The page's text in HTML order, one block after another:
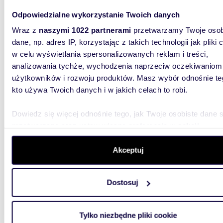
Odpowiedzialne wykorzystanie Twoich danych
Wraz z naszymi 1022 partnerami przetwarzamy Twoje
dane, np. adres IP, korzystając z takich technologii jak pliki
w celu wyświetlania spersonalizowanych reklam i treści,
analizowania tychże, wychodzenia naprzeciw oczekiwaniom
użytkowników i rozwoju produktów. Masz wybór odnośnie
kto używa Twoich danych i w jakich celach to robi.
Dowiedz się więcej odnośnie tego, jak Twoje osobiste dane
szczegółów. W Deklaracji plików cookie możesz zmienić
wycofać swoją zgodę w dowolnej chwili.
aby oferować funkcje społecznościowe i analizować ruch w
witrynie. Informacje o tym, jak korzystasz z naszej witryny,
analitycznym. Partnerzy mogą połączyć te informacje z
Akceptuj
Dostosuj
Tylko niezbędne pliki cookie
Polecam 3-pokojowe mieszkanie z balkonem, po
299
48m2